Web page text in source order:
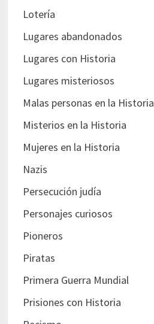
Lotería
Lugares abandonados
Lugares con Historia
Lugares misteriosos
Malas personas en la Historia
Misterios en la Historia
Mujeres en la Historia
Nazis
Persecución judía
Personajes curiosos
Pioneros
Piratas
Primera Guerra Mundial
Prisiones con Historia